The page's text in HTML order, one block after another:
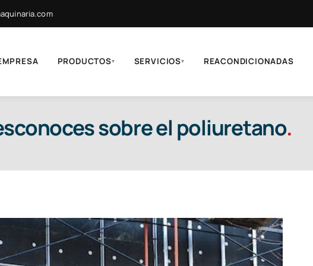
PRODUCTOS▾ SERVICIOS▾ REACONDICIONADAS
sobre el poliuretano.